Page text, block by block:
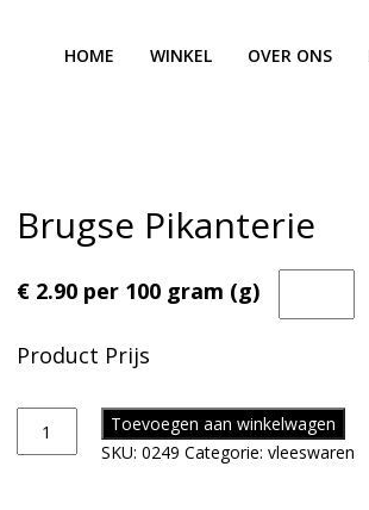
HOME WINKEL OVER ONS
Brugse Pikanterie
€ 2.90 per 100 gram (g)
Product Prijs
Toevoegen aan winkelwagen
SKU: 0249 Categorie: vleeswaren